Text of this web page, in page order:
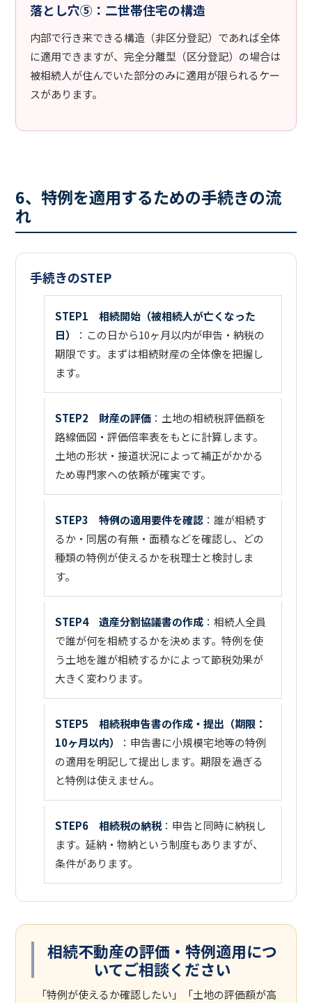
落とし穴⑤：二世帯住宅の構造
内部で行き来できる構造（非区分登記）であれば全体
に適用できますが、完全分離型（区分登記）の場合は
被相続人が住んでいた部分のみに適用が限られるケー
スがあります。
6、特例を適用するための手続きの流
れ
手続きのSTEP
STEP1 相続開始（被相続人が亡くなった
日）
：この日から10ヶ月以内が申告・納税の
期限です。まずは相続財産の全体像を把握し
ます。
STEP2 財産の評価 ：土地の相続税評価額を
路線価図・評価倍率表をもとに計算します。
土地の形状・接道状況によって補正がかかる
ため専門家への依頼が確実です。
STEP3 特例の適用要件を確認 ：誰が相続す
るか・同居の有無・面積などを確認し、どの
種類の特例が使えるかを税理士と検討しま
す。
STEP4 遺産分割協議書の作成 ：相続人全員
で誰が何を相続するかを決めます。特例を使
う土地を誰が相続するかによって節税効果が
大きく変わります。
STEP5 相続税申告書の作成・提出（期限：
10ヶ月以内）
：申告書に小規模宅地等の特例
の適用を明記して提出します。期限を過ぎる
と特例は使えません。
STEP6 相続税の納税：申告と同時に納税し
ます。延納・物納という制度もありますが、
条件があります。
相続不動産の評価・特例適用につ
いてご相談ください
「特例が使えるか確認したい」「土地の評価額が高